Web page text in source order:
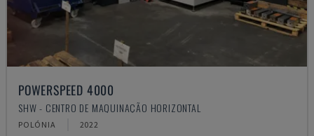
POWERSPEED 4000
SHW - CENTRO DE MAQUINAÇÃO HORIZONTAL
POLÓNIA 2022